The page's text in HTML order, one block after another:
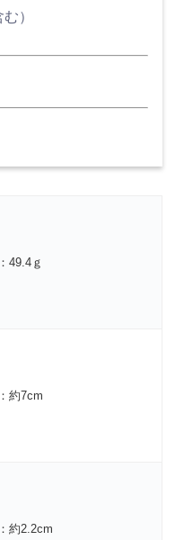
）
49.4ｇ
約7cm
約2.2cm